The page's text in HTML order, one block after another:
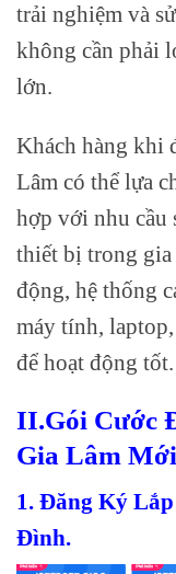
trải nghiệm và
không cần phải
lớn.
Khách hàng khi
Lâm có thể lựa
hợp với nhu cầu
thiết bị trong gia
động, hệ thống
máy tính,
để hoạt động tốt.
II.Gói Cước
Gia Lâm
1. Đăng Ký
Đình.